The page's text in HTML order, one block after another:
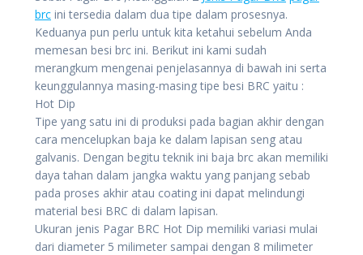
brc ini tersedia dalam dua tipe dalam prosesnya.
Keduanya pun perlu untuk kita ketahui sebelum Anda
memesan besi brc ini. Berikut ini kami sudah
merangkum mengenai penjelasannya di bawah ini serta
keunggulannya masing-masing tipe besi BRC yaitu :
Hot Dip
Tipe yang satu ini di produksi pada bagian akhir dengan
cara mencelupkan baja ke dalam lapisan seng atau
galvanis. Dengan begitu teknik ini baja brc akan memiliki
daya tahan dalam jangka waktu yang panjang sebab
pada proses akhir atau coating ini dapat melindungi
material besi BRC di dalam lapisan.
Ukuran jenis Pagar BRC Hot Dip memiliki variasi mulai
dari diameter 5 milimeter sampai dengan 8 milimeter